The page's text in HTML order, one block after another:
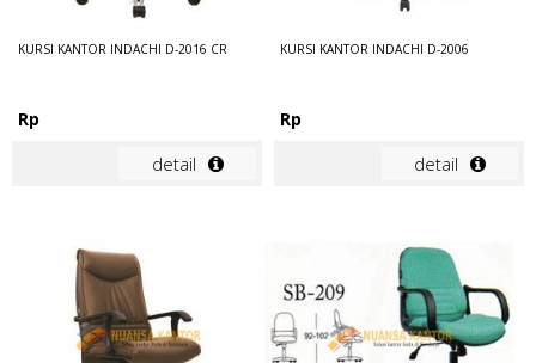
KURSI KANTOR INDACHI D-2016 CR
Rp
detail
KURSI KANTOR INDACHI D-2006
Rp
detail